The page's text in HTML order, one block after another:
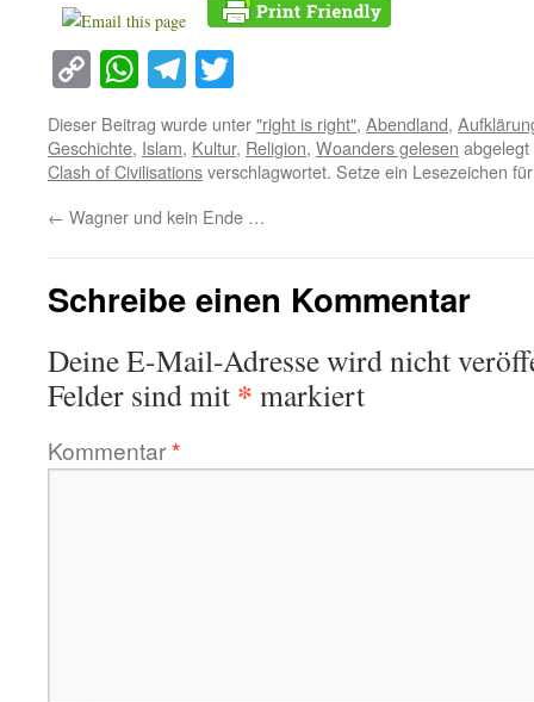
Copy
Link
WhatsApp
Telegram
Dieser Beitrag wurde unter"right is right", Abendland,
Geschichte, Islam, Kultur, Religion, Woanders gelesen
Clash of Civilisationsverschlagwortet. Setze ein Lesezeichen
← Wagner und kein Ende …
Schreibe einen Kommentar
Deine E-Mail-Adresse wird nicht
Felder sind mit * markiert
Kommentar*